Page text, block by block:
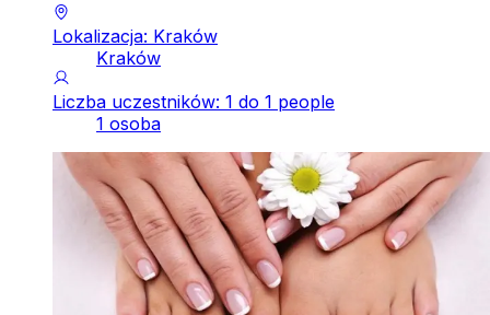
Lokalizacja: Kraków
Kraków
Liczba uczestników: 1 do 1 people
1 osoba